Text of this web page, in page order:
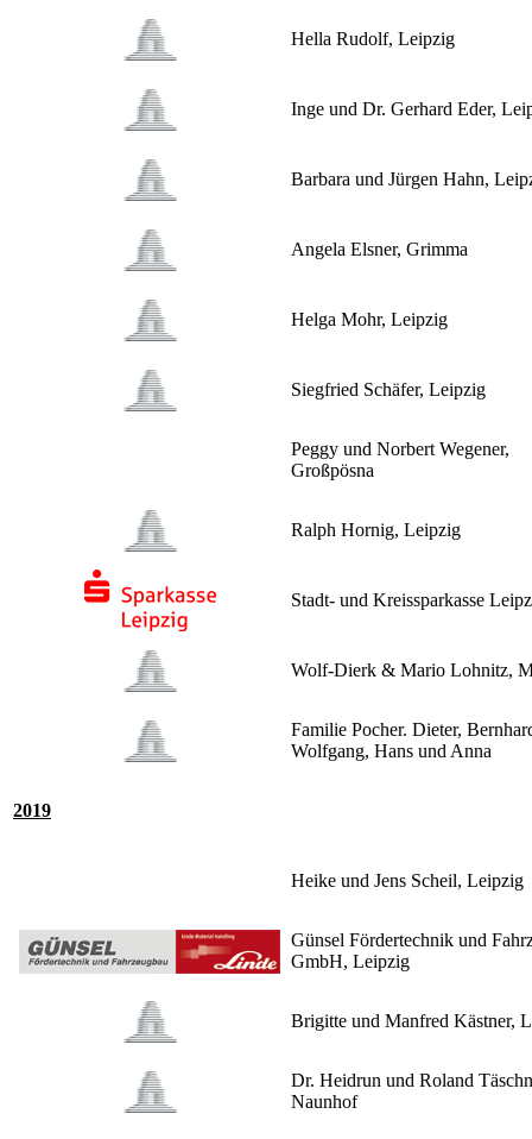
Hella Rudolf, Leipzig
Inge und Dr. Gerhard Eder,
Barbara und Jürgen Hahn,
Angela Elsner, Grimma
Helga Mohr, Leipzig
Siegfried Schäfer, Leipzig
Peggy und Norbert Wegener,
Großpösna
Ralph Hornig, Leipzig
Stadt- und Kreissparkasse
Wolf-Dierk & Mario Lohnitz,
Familie Pocher. Dieter,
Wolfgang, Hans und Anna
2019
Heike und Jens Scheil, Leipzig
Günsel Fördertechnik und
GmbH, Leipzig
Brigitte und Manfred Kästner,
Dr. Heidrun und Roland
Naunhof